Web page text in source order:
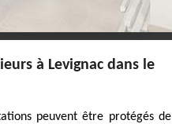
à Levignac dans le
peuvent être protégés de